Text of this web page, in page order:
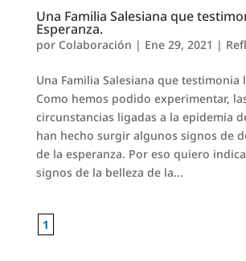
Una Familia Salesiana que
Esperanza.
por Colaboración | Ene 29, 2021 |
Una Familia Salesiana que testimonia
Como hemos podido experimentar,
circunstancias ligadas a la epidemia
han hecho surgir algunos signos de
de la esperanza. Por eso quiero
signos de la belleza de la...
1